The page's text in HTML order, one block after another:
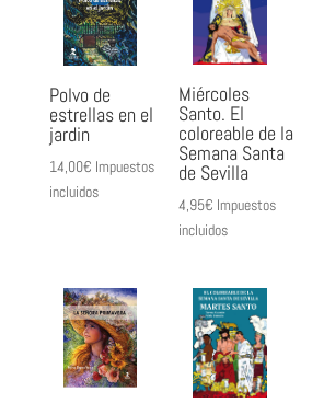
Polvo de
estrellas en el
jardin
14,00€ Impuestos
incluidos
Miércoles
Santo. El
coloreable de la
Semana Santa
de Sevilla
4,95€ Impuestos
incluidos